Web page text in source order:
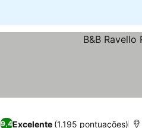
9,4Excelente (1.195 pontuações)